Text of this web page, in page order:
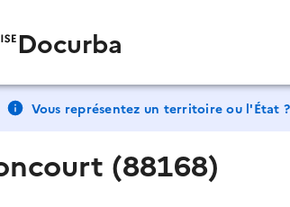
Docurba
Vous représentez un territoire ou l'État ?
(88168)